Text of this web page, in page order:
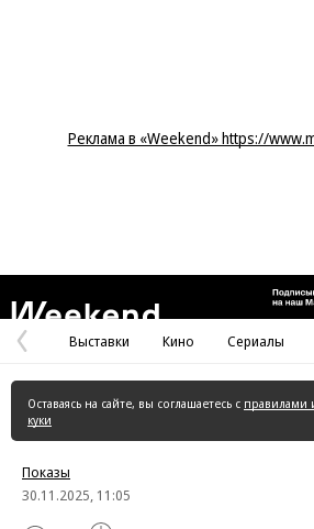
Реклама в «Weekend» https://
Предыдущая
страница
Выставки Кино Сериалы
Оставаясь на сайте, вы соглашаетесь с правилами
куки
Показы
30.11.2025, 11:05